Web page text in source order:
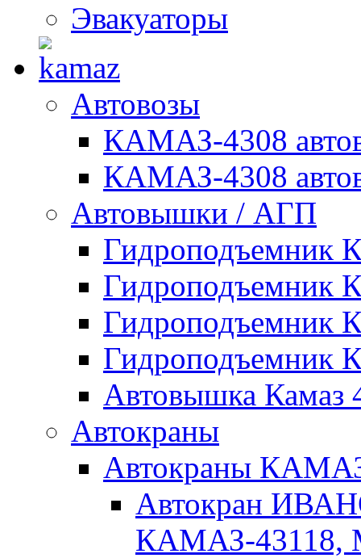
Эвакуаторы
Автовозы
КАМАЗ-4308
КАМАЗ-4308
Автовышки / АГП
Гидроподъемник
Гидроподъемник
Гидроподъемник
Гидроподъемник
Автовышка Камаз
Автокраны
Автокраны
Автокран
КАМАЗ-43118,